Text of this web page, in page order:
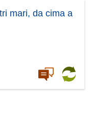
mari, da cima a